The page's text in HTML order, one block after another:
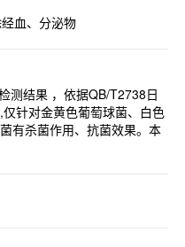
血、分泌物
测结果 ，依据QB/T2738日
针对金黄色葡萄球菌、白色
有杀菌作用、抗菌效果。本